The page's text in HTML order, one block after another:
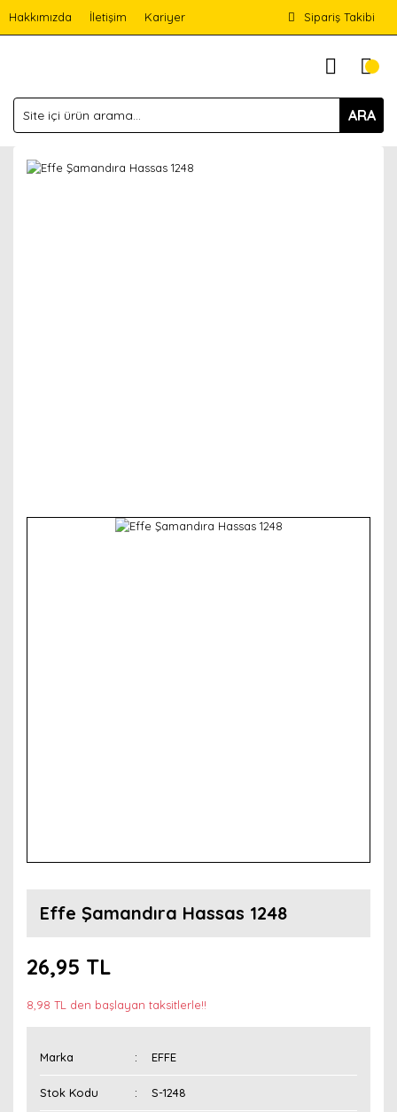
Hakkımızda İletişim Kariyer Sipariş Takibi
ARA
Effe Şamandıra Hassas 1248
26,95 TL
8,98 TL den başlayan taksitlerle!!
Marka EFFE
Stok Kodu S-1248